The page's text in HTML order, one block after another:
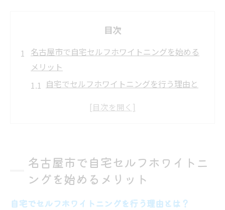
目次
名古屋市で自宅セルフホワイトニングを始める
メリット
自宅でセルフホワイトニングを行う理由と
時間とコストを節約する方法
セルフホワイトニングがもたらす生活の変
化
名古屋市内で利用可能なセルフホワイトニ
名古屋市で自宅セルフホワイトニ
ングを始めるメリット
自宅でセルフホワイトニングを行う理由とは？